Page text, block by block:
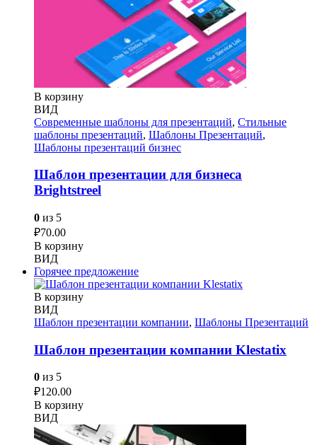
В корзину
ВИД
Современные шаблоны для презентаций, Стильные
шаблоны презентаций, Шаблоны Презентаций,
Шаблоны презентаций бизнес
Шаблон презентации для бизнеса
Brightstreel
0 из 5
₽70.00
В корзину
ВИД
Горячее предложение
В корзину
ВИД
Шаблон презентации компании, Шаблоны Презентаций
Шаблон презентации компании Klestatix
0 из 5
₽120.00
В корзину
ВИД